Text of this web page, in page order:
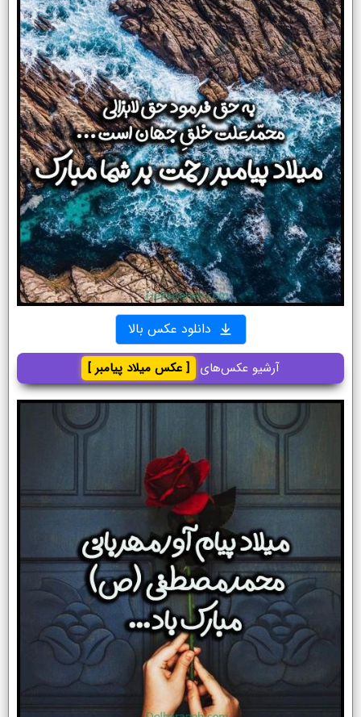
دانلود عکس بالا
آرشیو عکس‌های [ عکس میلاد پیامبر ]